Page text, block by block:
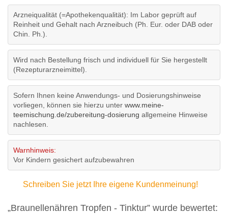
Arzneiqualität (=Apothekenqualität): Im Labor geprüft auf
Reinheit und Gehalt nach Arzneibuch (Ph. Eur. oder DAB oder
Chin. Ph.).
Wird nach Bestellung frisch und individuell für Sie hergestellt
(Rezepturarzneimittel).
Sofern Ihnen keine Anwendungs- und Dosierungshinweise
vorliegen, können sie hierzu unter www.meine-
teemischung.de/zubereitung-dosierung allgemeine Hinweise
nachlesen.
Warnhinweis:
Vor Kindern gesichert aufzubewahren
Schreiben Sie jetzt Ihre eigene Kundenmeinung!
„Braunellenähren Tropfen - Tinktur” wurde bewertet: